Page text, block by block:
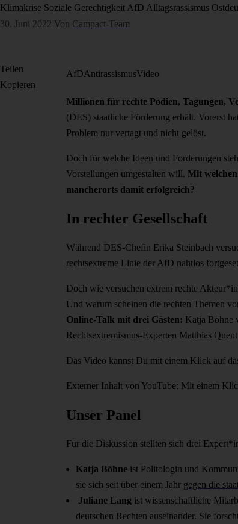
Klimakrise Soziale Gerechtigkeit AfD Alltagsrassismus
30. Juni 2022 Von Campact-Team
AfDAntirassismusVideo
Millionen für rechte Podien, Tagungen,
(DES) staatliche Förderung erhält. Vorerst
Problem nur vertagt und nicht gelöst.
Doch für welche Ideen und Forderungen
Vorstellungen umgestalten will. Mit
mancherorts damit erfolgreich?
In rechter Gesellschaft
Während DES-Chefin Erika Steinbach
rechtsextreme Linie der AfD nahtlos
Doch wie versuchen extrem rechte
Und warum scheinen die rechten Themen
Online-Talk mit drei Gästen: Katja Böhne
Rechtsextremismus-Experten Matthias
Das Video kannst Du mit einem Klick auf
Externer Inhalt von YouTube: Mit einem
Unser Panel
Für die Diskussion stellten sich drei
Katja Böhne ist Politologin und
sie sich seit über einem Jahr gegen die
Juliane Lang ist wissenschaftliche
deutschen Rechten auseinander. Sie
Teilen
Kopieren